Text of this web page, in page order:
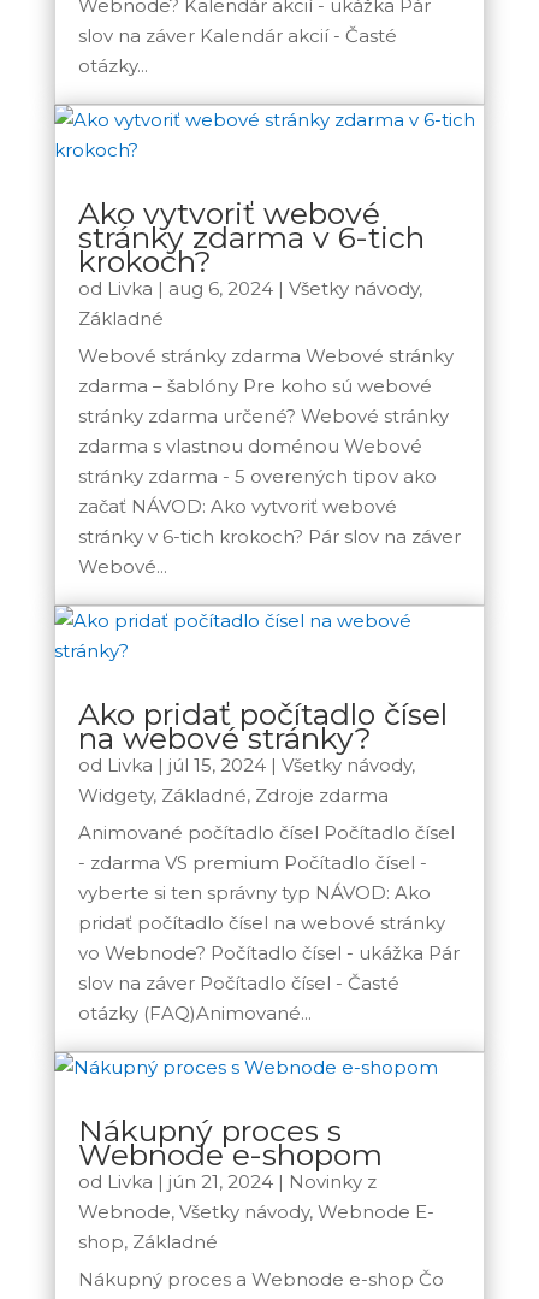
Webnode? Kalendár akcií - ukážka Pár
slov na záver Kalendár akcií - Časté
otázky...
Ako vytvoriť webové
stránky zdarma v 6-tich
krokoch?
od Livka | aug 6, 2024| Všetky návody,
Základné
Webové stránky zdarma Webové stránky
zdarma – šablóny Pre koho sú webové
stránky zdarma určené? Webové stránky
zdarma s vlastnou doménou Webové
stránky zdarma - 5 overených tipov ako
začať NÁVOD: Ako vytvoriť webové
stránky v 6-tich krokoch? Pár slov na záver
Webové...
Ako pridať počítadlo čísel
na webové stránky?
od Livka | júl 15, 2024| Všetky návody,
Widgety, Základné, Zdroje zdarma
Animované počítadlo čísel Počítadlo čísel
- zdarma VS premium Počítadlo čísel -
vyberte si ten správny typ NÁVOD: Ako
pridať počítadlo čísel na webové stránky
vo Webnode? Počítadlo čísel - ukážka Pár
slov na záver Počítadlo čísel - Časté
otázky (FAQ)Animované...
Nákupný proces s
Webnode e-shopom
od Livka | jún 21, 2024| Novinky z
Webnode, Všetky návody, Webnode E-
shop, Základné
Nákupný proces a Webnode e-shop Čo